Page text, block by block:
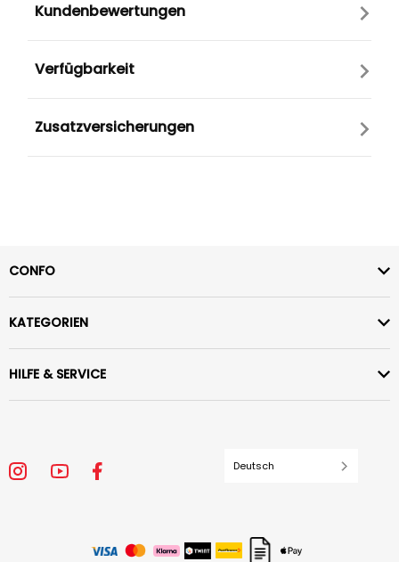
Kundenbewertungen
Verfügbarkeit
Zusatzversicherungen
CONFO
KATEGORIEN
HILFE & SERVICE
Deutsch